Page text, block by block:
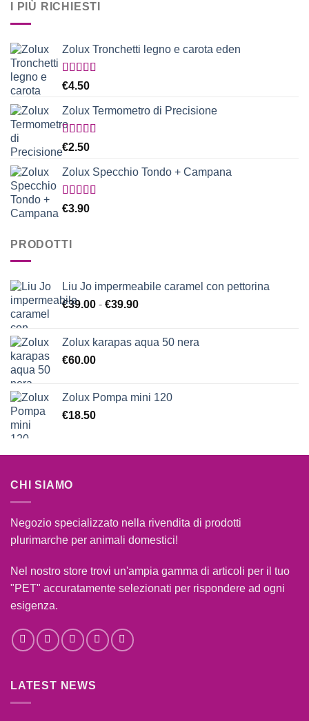
I PIÙ RICHIESTI
Zolux Tronchetti legno e carota eden
Valutato
€4.50
Zolux Termometro di Precisione
Valutato
5.00
€2.50
Zolux Specchio Tondo + Campana
Valutato
€3.90
PRODOTTI
Liu Jo impermeabile caramel con pettorina
€39.00 - €39.90Fascia
da
€39.90
Zolux karapas aqua 50 nera
€60.00
Zolux Pompa mini 120
€18.50
CHI SIAMO
Negozio specializzato nella rivendita di prodotti
plurimarche per animali domestici!
Nel nostro store trovi un'ampia gamma di articoli per il tuo
"PET" accuratamente selezionati per rispondere ad ogni
esigenza.
LATEST NEWS